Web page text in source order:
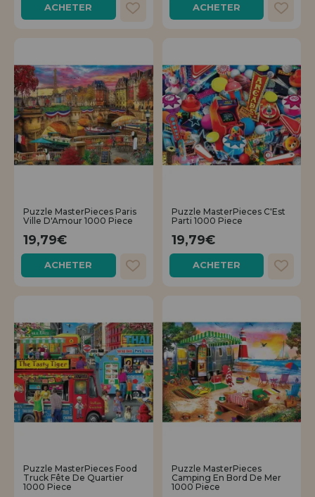
ACHETER ACHETER
Puzzle MasterPieces Paris
Ville D'Amour 1000 Piece
19,79€
ACHETER
Puzzle MasterPieces C'Est
Parti 1000 Piece
19,79€
ACHETER
Puzzle MasterPieces Food
Truck Fête De Quartier
1000 Piece
Puzzle MasterPieces
Camping En Bord De Mer
1000 Piece